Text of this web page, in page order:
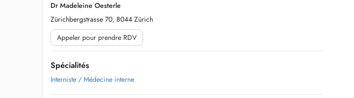
Dr Madeleine Oesterle
Zürichbergstrasse 70, 8044 Zürich
Appeler pour prendre RDV
Spécialités
Interniste / Médecine interne